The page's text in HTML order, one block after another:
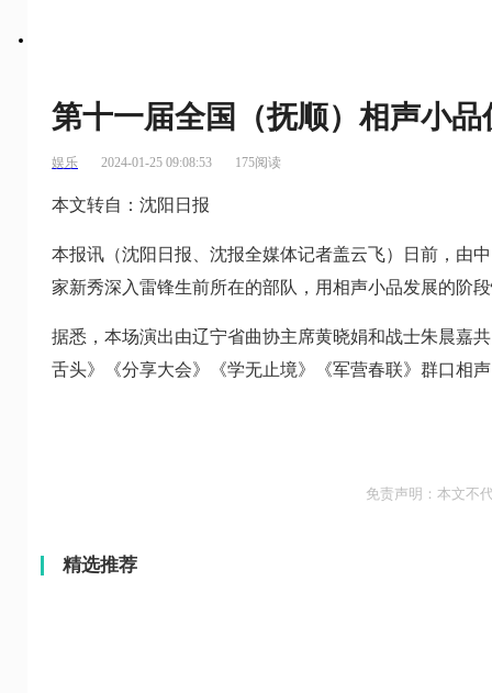
第十一届全国（抚顺）相声小
娱乐 2024-01-25 09:08:53 175阅读
本文转自：沈阳日报
本报讯（沈阳日报、沈报全媒体记者盖云飞）日前，由
家新秀深入雷锋生前所在的部队，用相声小品发展的阶
据悉，本场演出由辽宁省曲协主席黄晓娟和战士朱晨嘉
舌头》《分享大会》《学无止境》《军营春联》群口相
免责声明：本文不
精选推荐